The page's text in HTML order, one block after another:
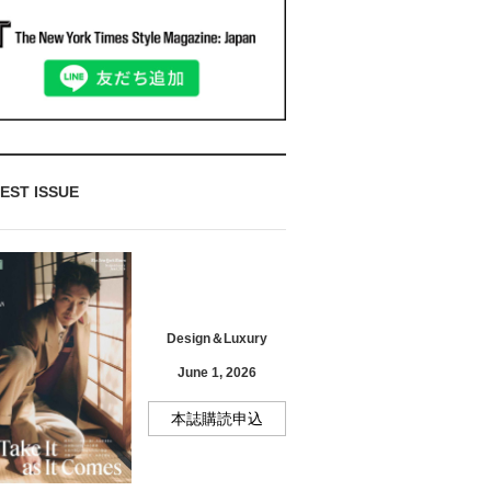
ISSUE
Design＆Luxury
June 1, 2026
本誌購読申込